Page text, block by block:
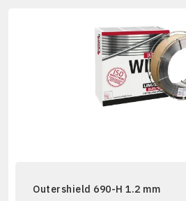
Outershield 690-H 1.2 mm